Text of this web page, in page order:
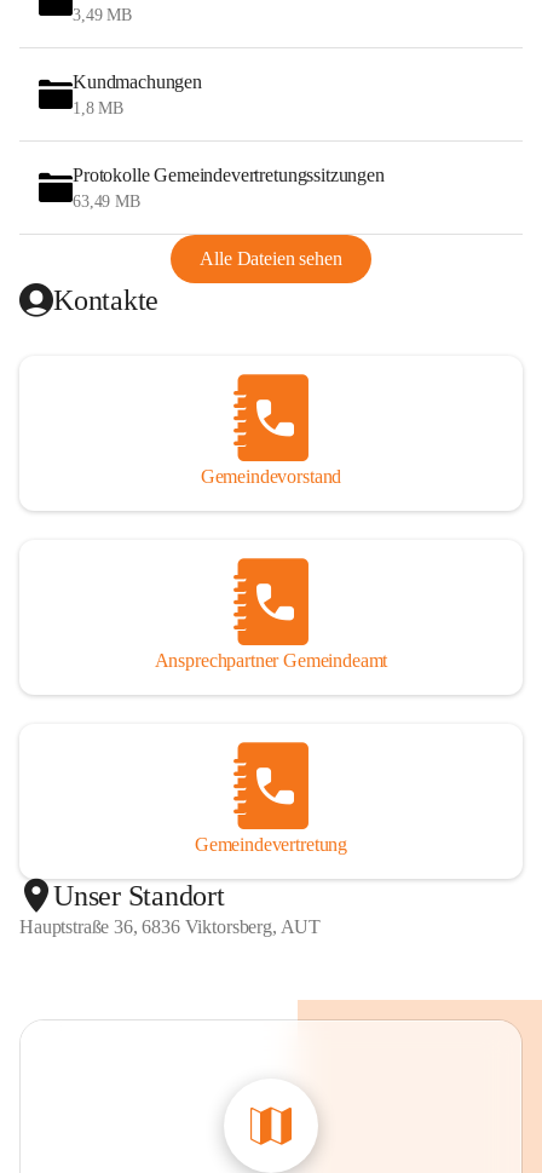
3,49 MB
Kundmachungen
1,8 MB
Protokolle Gemeindevertretungssitzungen
63,49 MB
Alle Dateien sehen
Kontakte
Gemeindevorstand
Ansprechpartner Gemeindeamt
Gemeindevertretung
Unser Standort
Hauptstraße 36, 6836 Viktorsberg, AUT